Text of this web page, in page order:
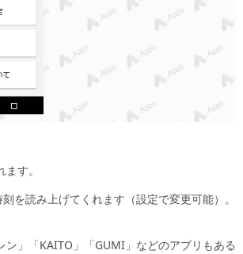
す。
を読み上げてくれます（設定で変更可能）。
」「KAITO」「GUMI」などのアプリもある